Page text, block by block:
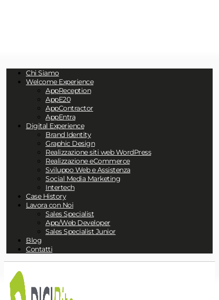
Chi Siamo
Welcome Experience
AppReception
AppE20
AppContractor
AppEntra
Digital Experience
Brand Identity
Graphic Design
Realizzazione siti web WordPress
Realizzazione eCommerce
Sviluppo Web e Assistenza
Social Media Marketing
Intertech
Case History
Lavora con Noi
Sales Specialist
App/Web Developer
Sales Specialist Junior
Blog
Contatti